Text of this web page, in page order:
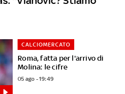
Roma, fatta per l'arrivo di
Molina: le cifre
CALCIOMERCATO
05 ago - 19:49